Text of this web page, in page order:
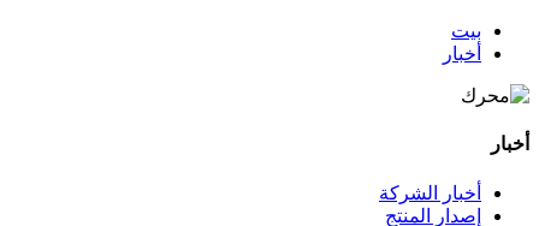
بيت
أخبار
أخبار
أخبار الشركة
إصدار المنتج